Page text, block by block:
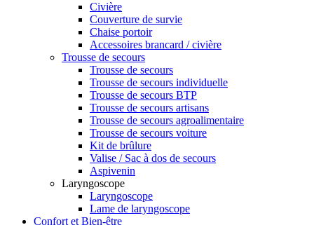
Civière
Couverture de survie
Chaise portoir
Accessoires brancard / civière
Trousse de secours
Trousse de secours
Trousse de secours individuelle
Trousse de secours BTP
Trousse de secours artisans
Trousse de secours agroalimentaire
Trousse de secours voiture
Kit de brûlure
Valise / Sac à dos de secours
Aspivenin
Laryngoscope
Laryngoscope
Lame de laryngoscope
Confort et Bien-être